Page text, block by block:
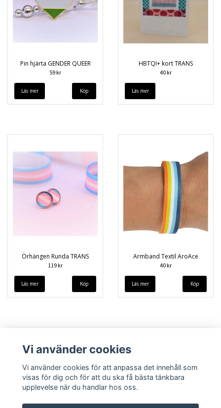
Pin hjärta GENDER QUEER
59 kr
Läs mer
HBTQI+ kort TRANS
40 kr
Läs mer
Örhängen Runda TRANS
119 kr
Läs mer
Armband Textil AroAce
40 kr
Läs mer
Köpvillkor Kontakt
Vi använder cookies
Vi använder cookies för att anpassa det innehåll som
visas för dig och för att du ska få bästa tänkbara
upplevelse när du handlar hos oss.